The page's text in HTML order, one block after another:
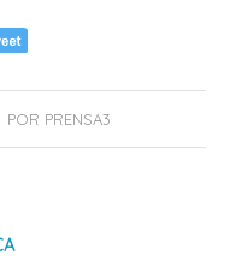
POR PRENSA3